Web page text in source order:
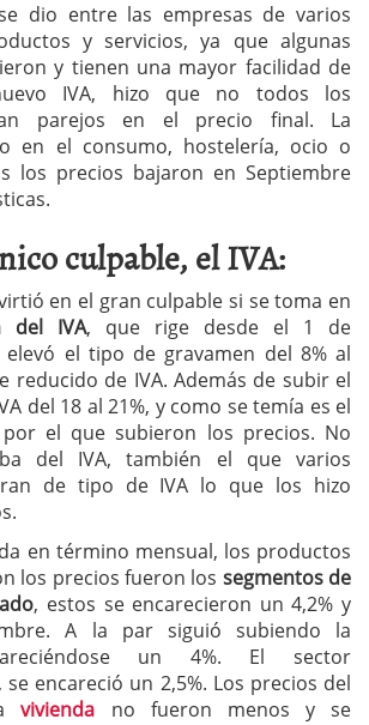
dio entre las empresas de varios
y servicios, ya que algunas
y tienen una mayor facilidad de
IVA, hizo que no todos los
parejos en el precio final. La
en el consumo, hostelería, ocio o
los precios bajaron en Septiembre
culpable, el IVA:
en el gran culpable si se toma en
del IVA, que rige desde el 1 de
elevó el tipo de gravamen del 8% al
reducido de IVA. Además de subir el
del 18 al 21%, y como se temía es el
el que subieron los precios. No
del IVA, también el que varios
de tipo de IVA lo que los hizo
en término mensual, los productos
los precios fueron los segmentos de
, estos se encarecieron un 4,2% y
A la par siguió subiendo la
un 4%. El sector
encareció un 2,5%. Los precios del
vivienda no fueron menos y se